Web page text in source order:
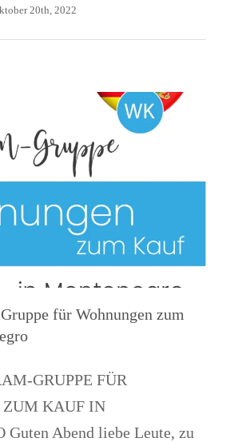
20th, 2022
für Wohnungen zum
GRUPPE FÜR
ZUM KAUF IN
Guten Abend liebe Leute, zu